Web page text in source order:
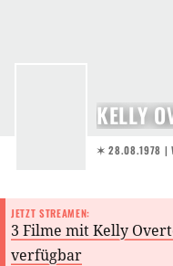
KELLY
✶ 28.08.1978 |
JETZT STREAMEN:
3 Filme mit Kelly
verfügbar